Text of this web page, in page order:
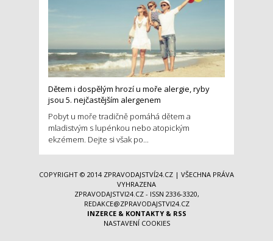
Dětem i dospělým hrozí u moře alergie, ryby
jsou 5. nejčastějším alergenem
Pobyt u moře tradičně pomáhá dětem a
mladistvým s lupénkou nebo atopickým
ekzémem. Dejte si však po...
COPYRIGHT © 2014 ZPRAVODAJSTVÍ24.CZ | VŠECHNA PRÁVA
VYHRAZENA
ZPRAVODAJSTVI24.CZ - ISSN 2336-3320,
REDAKCE@ZPRAVODAJSTVI24.CZ
INZERCE& KONTAKTY& RSS
NASTAVENÍ COOKIES